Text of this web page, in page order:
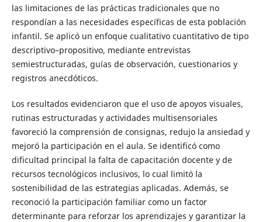
las limitaciones de las prácticas tradicionales que no
respondían a las necesidades específicas de esta población
infantil. Se aplicó un enfoque cualitativo cuantitativo de tipo
descriptivo–propositivo, mediante entrevistas
semiestructuradas, guías de observación, cuestionarios y
registros anecdóticos.
Los resultados evidenciaron que el uso de apoyos visuales,
rutinas estructuradas y actividades multisensoriales
favoreció la comprensión de consignas, redujo la ansiedad y
mejoró la participación en el aula. Se identificó como
dificultad principal la falta de capacitación docente y de
recursos tecnológicos inclusivos, lo cual limitó la
sostenibilidad de las estrategias aplicadas. Además, se
reconoció la participación familiar como un factor
determinante para reforzar los aprendizajes y garantizar la